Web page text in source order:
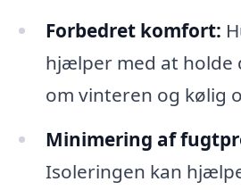
Forbedret komfort:
hjælper med at holde
om vinteren og kølig
Minimering af
Isoleringen kan